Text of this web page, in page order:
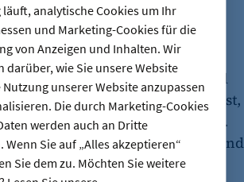
analytische Cookies um Ihr
und Marketing-Cookies für die
von Anzeigen und Inhalten. Wir
darüber, wie Sie unsere Website
unserer Website anzupassen
Die durch Marketing-Cookies
werden auch an Dritte
Wenn Sie auf „Alles akzeptieren“
Sie dem zu. Möchten Sie weitere
über eine 140 Meter lange,
die rund 27 Grad
entnommen, durch
bis zu 75 Grad angehoben und
des Pallasseums eingespeist,
Wohnungen mit Wärme versorgt.
Betreiber des Rechenzentrums sind
des Gebäudes und